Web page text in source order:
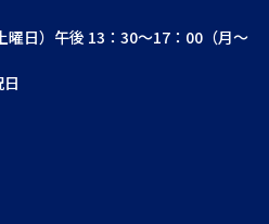
日）午後 13：30～17：00（月～